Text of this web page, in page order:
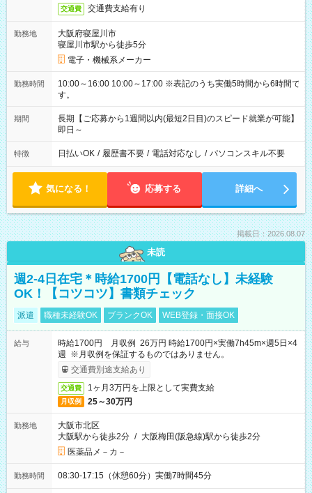
交通費 交通費支給有り
勤務地
大阪府寝屋川市
寝屋川市駅から徒歩5分
電子・機械系メーカー
勤務時間
10:00～16:00 10:00～17:00 ※表記のうち実働5時間から6時間で
す。
期間
長期【ご応募から1週間以内(最短2日目)のスピード就業が可能】
即日～
特徴 日払いOK / 履歴書不要 / 電話対応なし / パソコンスキル不要
気になる！ 応募する 詳細へ
掲載日：2026.08.07
未読
週2-4日在宅＊時給1700円【電話なし】未経験
OK！【コツコツ】書類チェック
派遣 職種未経験OK ブランクOK WEB登録・面接OK
給与
時給1700円 月収例 26万円 時給1700円×実働7h45m×週5日×4
週 ※月収例を保証するものではありません。
交通費別途支給あり
交通費 1ヶ月3万円を上限として実費支給
月収例 25～30万円
勤務地
大阪市北区
大阪駅から徒歩2分 / 大阪梅田(阪急線)駅から徒歩2分
医薬品メ－カ－
勤務時間 08:30-17:15（休憩60分）実働7時間45分